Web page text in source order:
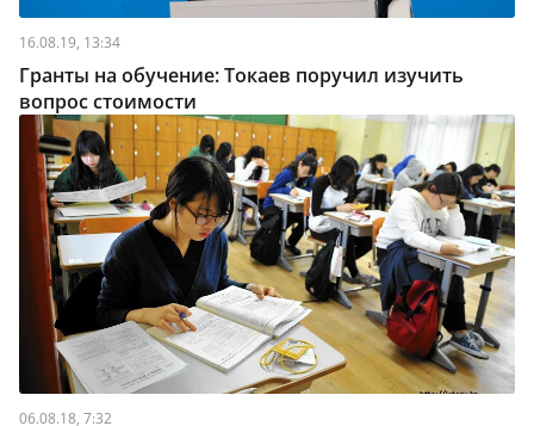
16.08.19, 13:34
Гранты на обучение: Токаев поручил изучить
вопрос стоимости
06.08.18, 7:32